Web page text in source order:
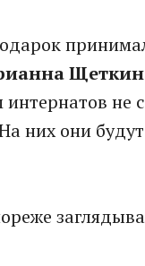
не
них они